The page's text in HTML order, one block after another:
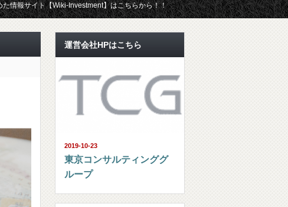
Investment】はこちらから！！
運営会社HPはこちら
2019-10-23
東京コンサルティンググ
ループ